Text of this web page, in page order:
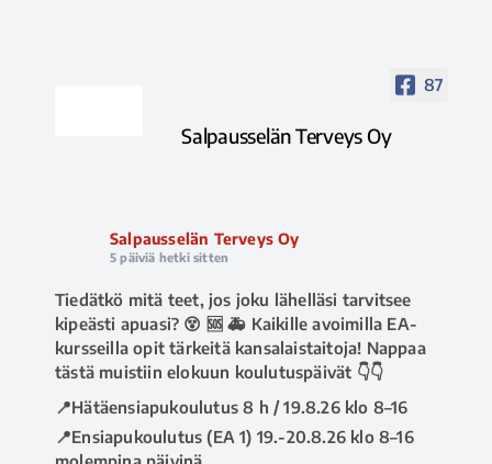
87
Salpausselän Terveys Oy
Salpausselän Terveys Oy
5 päiviä hetki sitten
Tiedätkö mitä teet, jos joku lähelläsi tarvitsee
kipeästi apuasi? 😵 🆘 🚑 Kaikille avoimilla EA-
kursseilla opit tärkeitä kansalaistaitoja! Nappaa
tästä muistiin elokuun koulutuspäivät 👇👇
📍Hätäensiapukoulutus 8 h / 19.8.26 klo 8–16
📍Ensiapukoulutus (EA 1) 19.-20.8.26 klo 8–16